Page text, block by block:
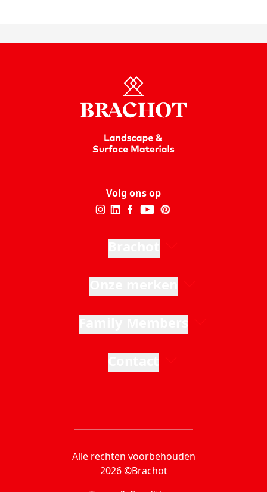
Volg ons op
Alle rechten voorbehouden
2026 ©Brachot